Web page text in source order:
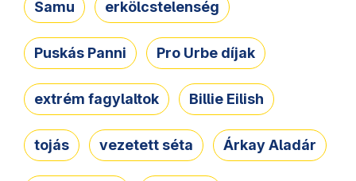
Samu erkölcstelenség
Puskás Panni Pro Urbe díjak
extrém fagylaltok Billie Eilish
tojás vezetett séta Árkay Aladár